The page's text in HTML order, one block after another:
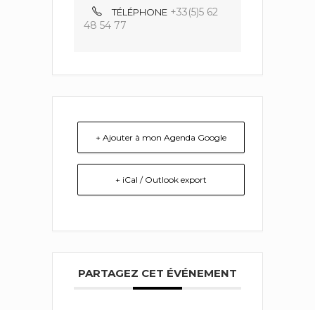
TÉLÉPHONE +33(5)5 62
48 54 77
+ Ajouter à mon Agenda Google
+ iCal / Outlook export
PARTAGEZ CET ÉVÉNEMENT